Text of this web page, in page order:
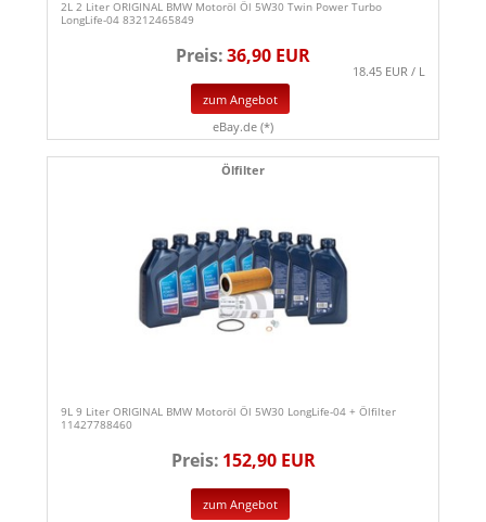
2L 2 Liter ORIGINAL BMW Motoröl Öl 5W30 Twin Power Turbo
LongLife-04 83212465849
Preis:36,90 EUR
18.45 EUR / L
zum Angebot
eBay.de (*)
Ölfilter
9L 9 Liter ORIGINAL BMW Motoröl Öl 5W30 LongLife-04 + Ölfilter
11427788460
Preis: 152,90 EUR
zum Angebot